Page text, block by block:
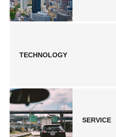
TECHNOLOGY
SERVICE